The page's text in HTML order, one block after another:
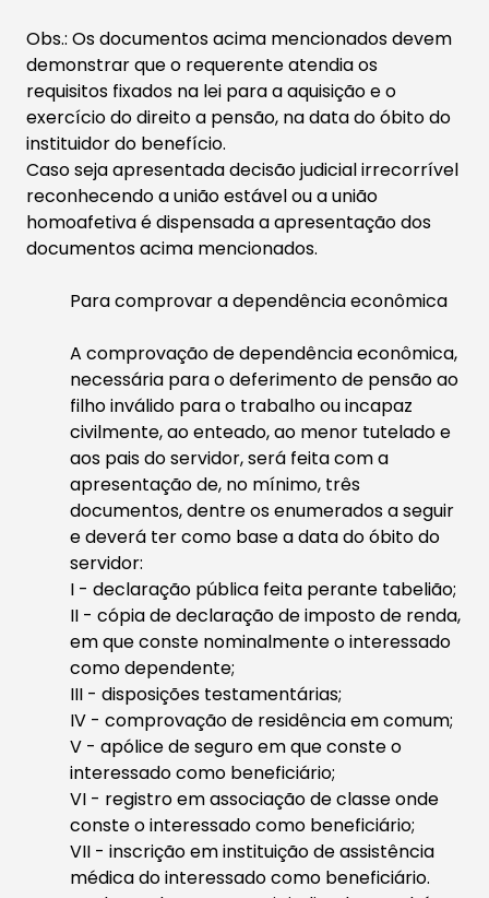
Obs.: Os documentos acima mencionados devem
demonstrar que o requerente atendia os
requisitos fixados na lei para a aquisição e o
exercício do direito a pensão, na data do óbito do
instituidor do benefício.
Caso seja apresentada decisão judicial irrecorrível
reconhecendo a união estável ou a união
homoafetiva é dispensada a apresentação dos
documentos acima mencionados.​
Para comprovar a dependência econômica
A comprovação de dependência econômica,
necessária para o deferimento de pensão ao
filho inválido para o trabalho ou incapaz
civilmente, ao enteado, ao menor tutelado e
aos pais do servidor, será feita com a
apresentação de, no mínimo, três
documentos, dentre os enumerados a seguir
e deverá ter como base a data do óbito do
servidor:
I - declaração pública feita perante tabelião;
II - cópia de declaração de imposto de renda,
em que conste nominalmente o interessado
como dependente;
III - disposições testamentárias;
IV - comprovação de residência em comum;
V - apólice de seguro em que conste o
interessado como beneficiário;
VI - registro em associação de classe onde
conste o interessado como beneficiário;
VII - inscrição em instituição de assistência
médica do interessado como beneficiário.